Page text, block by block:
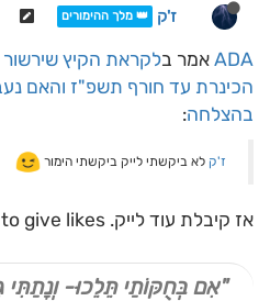
ז'ק 👑 מלך ההימורים
ADA אמר בלקראת הקיץ
הכינרת עד חורף תשפ"ז והאם
בהצלחה:
ז'ק לא ביקשתי לייק ביקשתי הימור
אז קיבלת עוד לייק. I like to give likes
"אִם בְּחֻקּוֹתַי תֵּלֵכוּ-